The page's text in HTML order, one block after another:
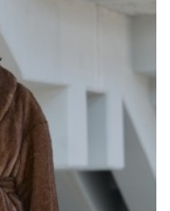
см, что позволяет
длину можно
Элегантный
роскошь и
с
гардероба.
по запросу, что
под личный